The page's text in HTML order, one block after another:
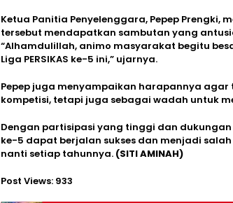
Ketua Panitia Penyelenggara, Pepep
tersebut mendapatkan sambutan yang
“Alhamdulillah, animo masyarakat begitu
Liga PERSIKAS ke-5 ini,” ujarnya.
Pepep juga menyampaikan harapannya
kompetisi, tetapi juga sebagai wadah untuk
Dengan partisipasi yang tinggi dan dukungan
ke-5 dapat berjalan sukses dan menjadi
nanti setiap tahunnya. (SITI AMINAH)
Post Views: 933